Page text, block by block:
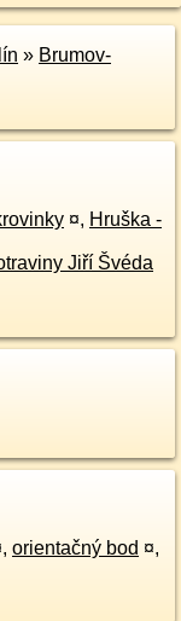
» Brumov-
¤, Hruška -
Jiří Švéda
, orientačný bod ¤,